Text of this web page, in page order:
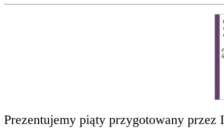
Prezentujemy piąty przygotowany